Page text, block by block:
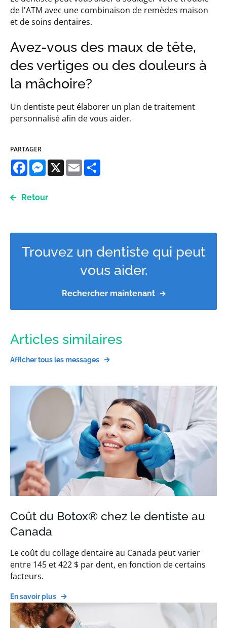
de l'ATM avec une combinaison de remèdes maison
et de soins dentaires.
Avez-vous des maux de tête,
des vertiges ou des douleurs à
la mâchoire?
Un dentiste peut élaborer un plan de traitement
personnalisé afin de vous aider.
PARTAGER
FacebookMessenger
X Email
Retour
Trouvez un dentiste qui peut
vous aider.
Rechercher maintenant
Articles similaires
Afficher tous les messages
Coût du Botox® chez le dentiste au
Canada
Le coût du collage dentaire au Canada peut varier
entre 145 et 422 $ par dent, en fonction de certains
facteurs.
En savoir plus